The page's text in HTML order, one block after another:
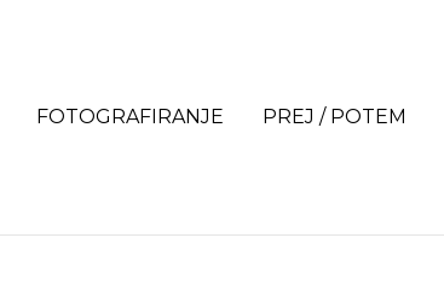
FOTOGRAFIRANJE PREJ / POTEM